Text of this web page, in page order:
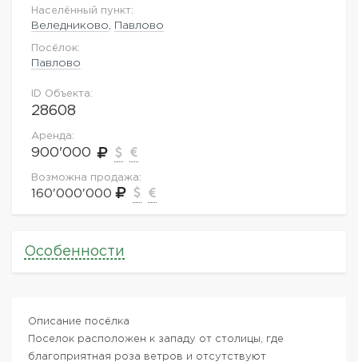
Населённый пункт:
Веледниково Павлово
Посёлок:
Павлово
ID Объекта:
28608
Аренда:
900'000
Возможна продажа:
160'000'000
Особенности
Описание посёлка
Поселок расположен к западу от столицы, где
благоприятная роза ветров и отсутствуют